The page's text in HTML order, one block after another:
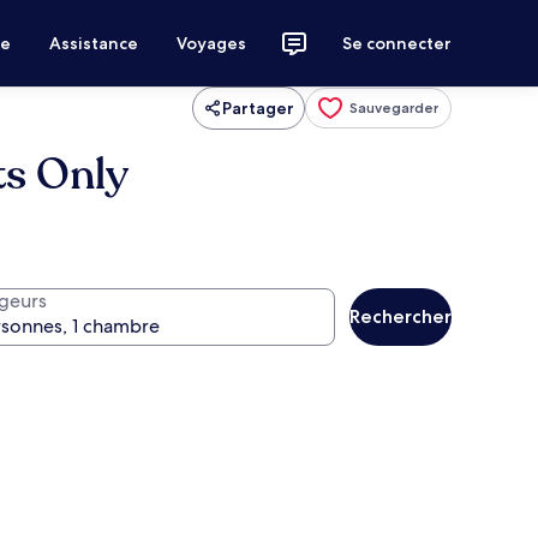
Assistance Voyages Se connecter
Partager Sauvegarder
Only
Rechercher